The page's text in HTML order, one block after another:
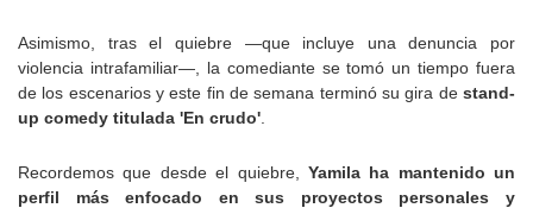
Asimismo, tras el quiebre —que incluye una denuncia por
violencia intrafamiliar—, la comediante se tomó un tiempo fuera
de los escenarios y este fin de semana terminó su gira destand-
up comedy titulada 'En crudo'
Recordemos que desde el quiebre, Yamila ha mantenido un
perfil más enfocado en sus proyectos personales y